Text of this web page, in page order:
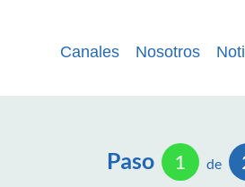
Canales Nosotros
Paso 1 de